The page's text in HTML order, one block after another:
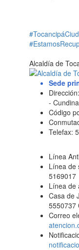
Alcaldía de
Sede
-
Código
Telefax:
Línea
Línea de
5169017
Línea de
Casa de
5550737
Correo